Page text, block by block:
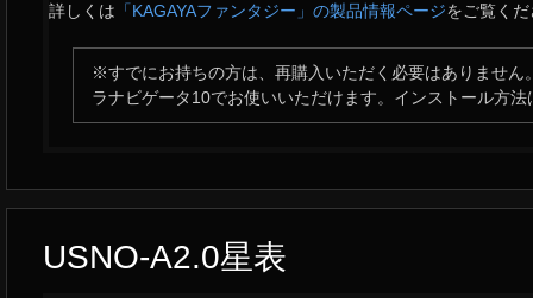
詳しくは 「KAGAYAファンタジー」の製品情報ページをご覧く
※すでにお持ちの方は、再購入いただく必要はありません
ラナビゲータ10でお使いいただけます。インストール方
USNO-A2.0星表